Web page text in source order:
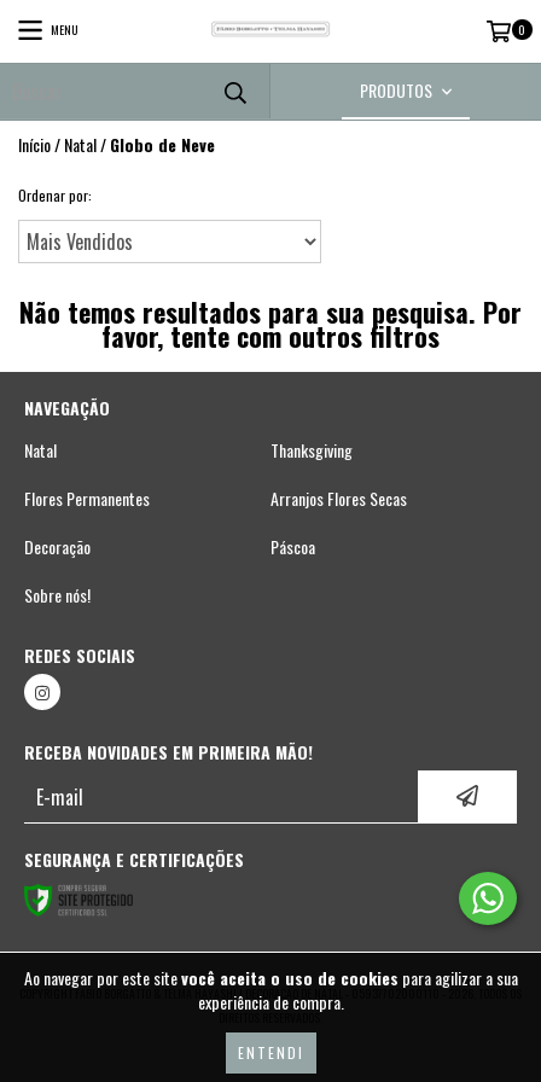
Ao navegar por este sitevocê aceita o uso de cookies para agilizar a sua
experiência de compra.
ENTENDI
MENU 0
PRODUTOS
Início/Natal/Globo de Neve
Ordenar por:
Não temos resultados para sua pesquisa. Por
favor, tente com outros filtros
NAVEGAÇÃO
Natal
Thanksgiving
Flores Permanentes
Arranjos Flores Secas
Decoração
Páscoa
Sobre nós!
REDES SOCIAIS
RECEBA NOVIDADES EM PRIMEIRA MÃO!
SEGURANÇA E CERTIFICAÇÕES
COPYRIGHT FABIO BORGATTO & TELMA HAYASHI | DECORAÇÃO DE NATAL - 05937702000110 - 2026. TODOS OS
DIREITOS RESERVADOS.